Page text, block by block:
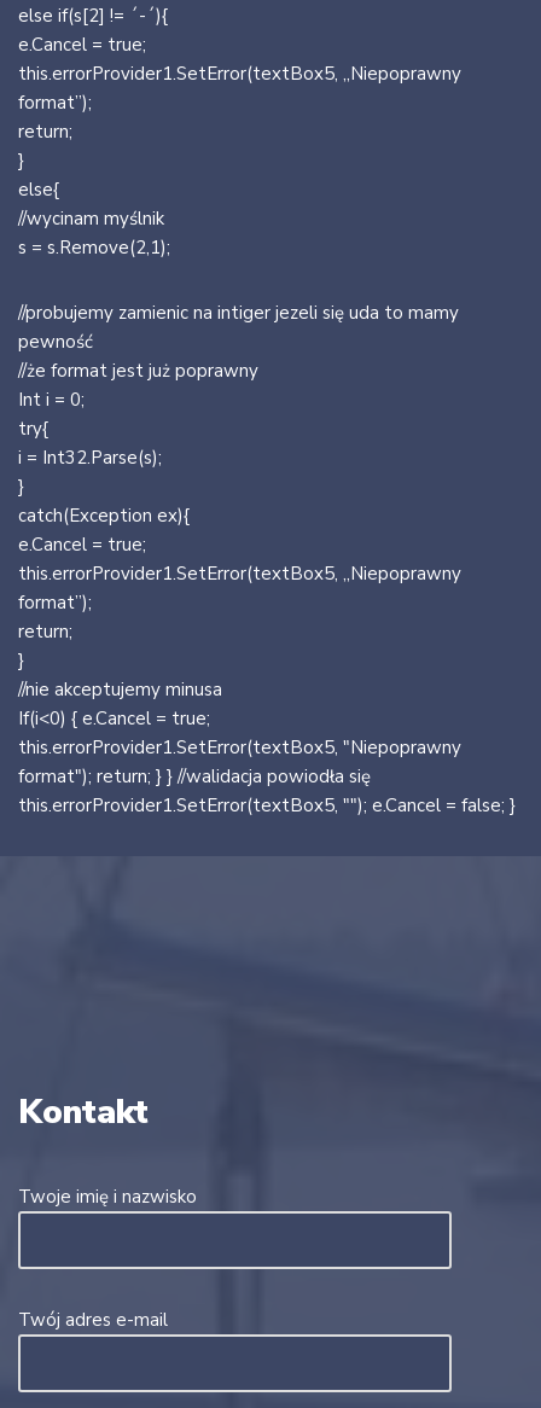
else if(s[2] != ´-´){
e.Cancel = true;
this.errorProvider1.SetError(textBox5, „Niepoprawny
format”);
return;
}
else{
//wycinam myślnik
s = s.Remove(2,1);
//probujemy zamienic na intiger jezeli się uda to mamy
pewność
//że format jest już poprawny
Int i = 0;
try{
i = Int32.Parse(s);
}
catch(Exception ex){
e.Cancel = true;
this.errorProvider1.SetError(textBox5, „Niepoprawny
format”);
return;
}
//nie akceptujemy minusa
If(i<0) { e.Cancel = true;
this.errorProvider1.SetError(textBox5, "Niepoprawny
format"); return; } } //walidacja powiodła się
this.errorProvider1.SetError(textBox5, ""); e.Cancel = false; }
Kontakt
Twoje imię i nazwisko
Twój adres e-mail